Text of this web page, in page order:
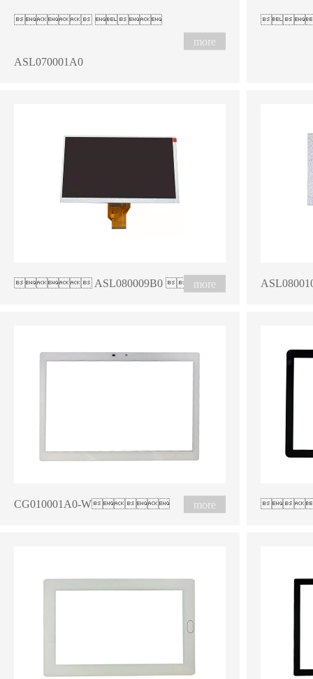
 
ASL070001A0

 ASL080009B0 
CG010001A0-W 